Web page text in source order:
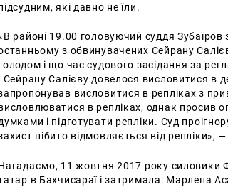
які давно не їли.
районі 19.00 головуючий суддя
з обвинувачених Сейрану
і що час судового засідання за
Сейрану Салієву довелося висловитися в
висловитися в репліках з
в репліках, однак просив
і підготувати репліки. Суд
нібито відмовляється від репліки»,
11 жовтня 2017 року силовики
в Бахчисараї і затримала: Марлена